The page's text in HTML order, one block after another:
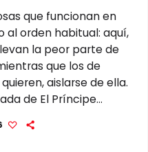
que funcionan en
al orden habitual: aquí,
la peor parte de
que los de
aislarse de ella.
de El Príncipe
cargando con la